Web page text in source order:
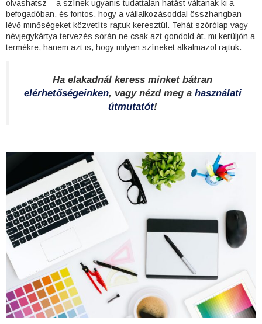
olvashatsz – a színek ugyanis tudattalan hatást váltanak ki a
befogadóban, és fontos, hogy a vállalkozásoddal összhangban
lévő minőségeket közvetíts rajtuk keresztül. Tehát szórólap vagy
névjegykártya tervezés során ne csak azt gondold át, mi kerüljön a
termékre, hanem azt is, hogy milyen színeket alkalmazol rajtuk.
Ha elakadnál keress minket bátran
elérhetőségeinken, vagy nézd meg a használati
útmutatót!